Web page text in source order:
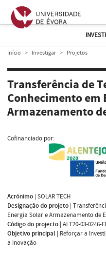
Início Investigar Projetos
Transferência de
Conhecimento em
Armazenamento
Cofinanciado por:
Acrónimo | SOLAR TECH
Designação do projeto |
Energia Solar e Armazenamento de
Código do projecto | ALT20-03-0246-
Objetivo principal | Reforçar a
a inovação